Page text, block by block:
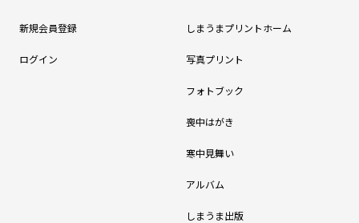
新規会員登録
ログイン
しまうまプリントホーム
写真プリント
フォトブック
喪中はがき
寒中見舞い
アルバム
しまうま出版